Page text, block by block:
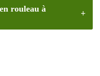
rouleau à